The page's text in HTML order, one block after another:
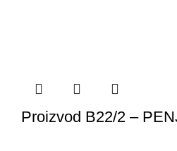
Proizvod B22/2 –